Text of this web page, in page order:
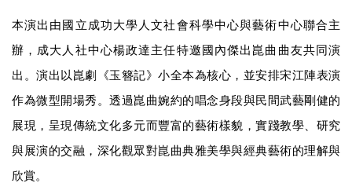
本演出由國立成功大學人文社會科學中心與藝術中心聯合主
辦，成大人社中心楊政達主任特邀國內傑出崑曲曲友共同演
出。 演出以崑劇《玉簪記》小全本為核心，並安排宋江陣表演
作為微型開場秀。透過崑曲婉約的唱念身段與民間武藝剛健的
展現，呈現傳統文化多元而豐富的藝術樣貌，實踐教學、研究
與展演的交融，深化觀眾對崑曲典雅美學與經典藝術的理解與
欣賞。